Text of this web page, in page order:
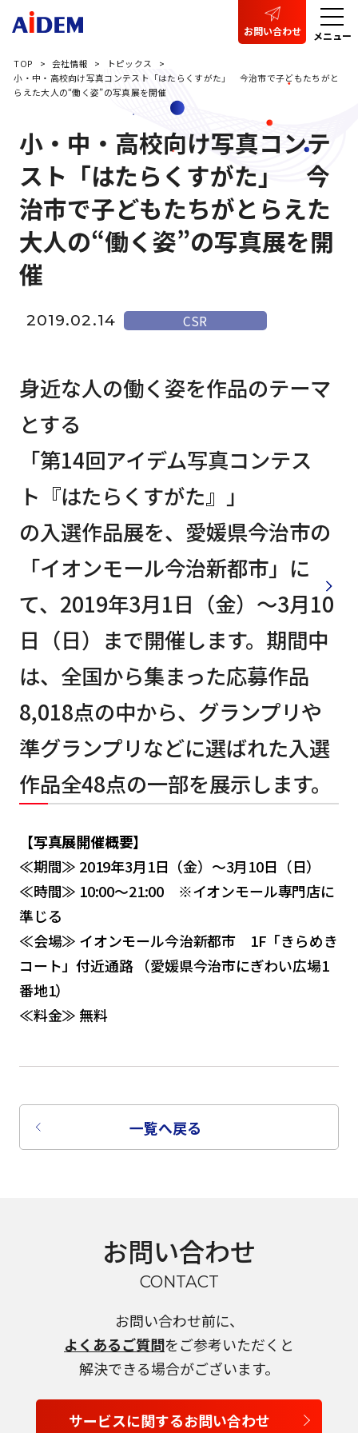
お問い合わせ メニュー
TOP 会社情報
トピックス
小・中・高校向け写真コンテスト「はたらくすがた」 今治市で子どもたちがと
らえた大人の“働く姿”の写真展を開催
小・中・高校向け写真コンテ
スト「はたらくすがた」 今
治市で子どもたちがとらえた
大人の“働く姿”の写真展を開
催
2019.02.14 CSR
身近な人の働く姿を作品のテーマ
とする
「第14回アイデム写真コンテス
ト『はたらくすがた』」
の入選作品展を、愛媛県今治市の
「イオンモール今治新都市」に
て、2019年3月1日（金）～3月10
日（日）まで開催します。期間中
は、全国から集まった応募作品
8,018点の中から、グランプリや
準グランプリなどに選ばれた入選
作品全48点の一部を展示します。
【写真展開催概要】
≪期間≫ 2019年3月1日（金）～3月10日（日）
≪時間≫ 10:00～21:00 ※イオンモール専門店に
準じる
≪会場≫ イオンモール今治新都市 1F「きらめき
コート」付近通路 （愛媛県今治市にぎわい広場1
番地1）
≪料金≫ 無料
一覧へ戻る
お問い合わせ
CONTACT
お問い合わせ前に、
よくあるご質問をご参考いただくと
解決できる場合がございます。
サービスに関するお問い合わせ